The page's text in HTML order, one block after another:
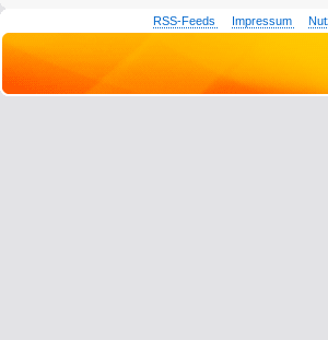
RSS-Feeds Impressum